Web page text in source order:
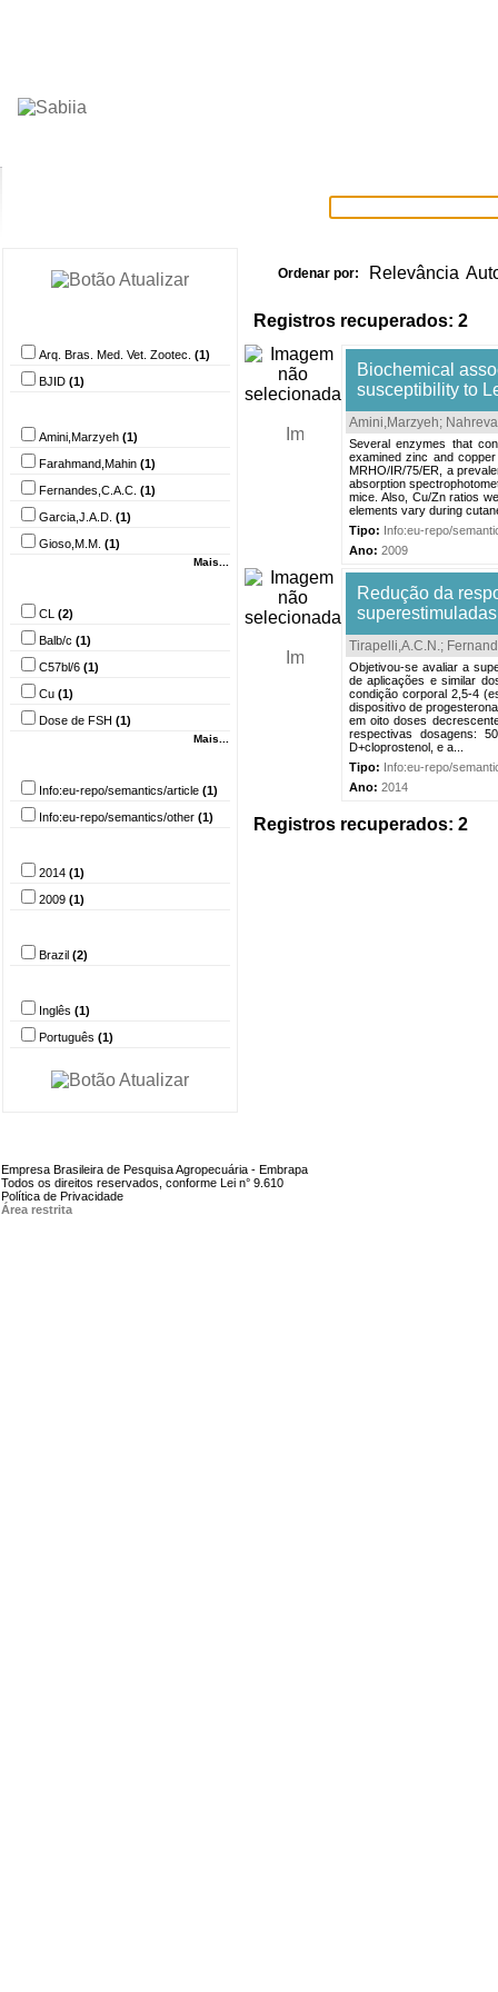
Arq. Bras. Med. Vet. Zootec. (1)
BJID (1)
Amini,Marzyeh (1)
Farahmand,Mahin (1)
Fernandes,C.A.C. (1)
Garcia,J.A.D. (1)
Gioso,M.M. (1)
Mais...
CL (2)
Balb/c (1)
C57bl/6 (1)
Cu (1)
Dose de FSH (1)
Mais...
Info:eu-repo/semantics/article (1)
Info:eu-repo/semantics/other (1)
2014 (1)
2009 (1)
Brazil (2)
Inglês (1)
Português (1)
Ordenar por: Relevância
Registros recuperados: 2
Biochemical
susceptibility to
Amini,Marzyeh;
Several enzymes that
examined zinc and
MRHO/IR/75/ER, a
absorption
mice. Also, Cu/Zn ratios
elements vary during
Tipo: Info:eu-repo/
Ano: 2009
Redução da
Tirapelli,A.C.N.;
Objetivou-se avaliar a
de aplicações e similar
condição corporal 2,5-4
dispositivo de
em oito doses
respectivas dosagens:
D+cloprostenol, e a...
Tipo: Info:eu-repo/
Ano: 2014
Registros recuperados: 2
Empresa Brasileira de Pesquisa Agropecuária - Embrapa
Todos os direitos reservados, conforme Lei n° 9.610
Política de Privacidade
Área restrita